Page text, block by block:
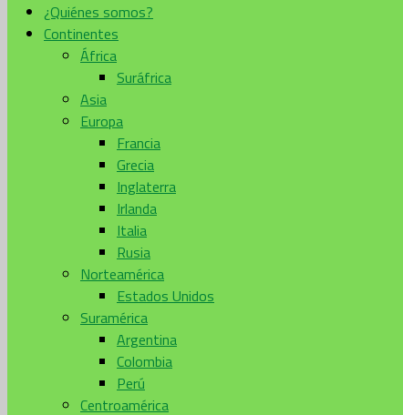
¿Quiénes somos?
Continentes
África
Suráfrica
Asia
Europa
Francia
Grecia
Inglaterra
Irlanda
Italia
Rusia
Norteamérica
Estados Unidos
Suramérica
Argentina
Colombia
Perú
Centroamérica